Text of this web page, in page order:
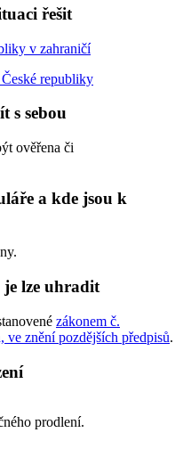
řešit
v zahraničí
republiky
s sebou
ověřena či
a kde jsou k
lze uhradit
zákonem č.
ve znění pozdějších předpisů.
prodlení.